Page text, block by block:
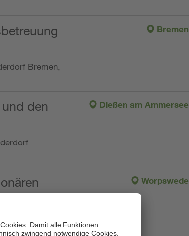
Bremen,
Bremen
den
Dießen am Ammersee
38,5
Worpswede